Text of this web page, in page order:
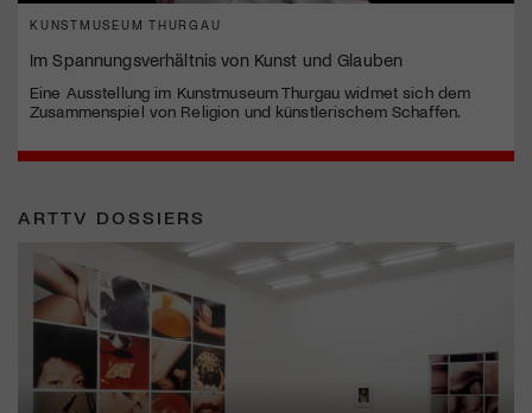
KUNSTMUSEUM THURGAU
Im Spannungsverhältnis von Kunst und Glauben
Eine Ausstellung im Kunstmuseum Thurgau widmet sich dem
Zusammenspiel von Religion und künstlerischem Schaffen.
ARTTV DOSSIERS